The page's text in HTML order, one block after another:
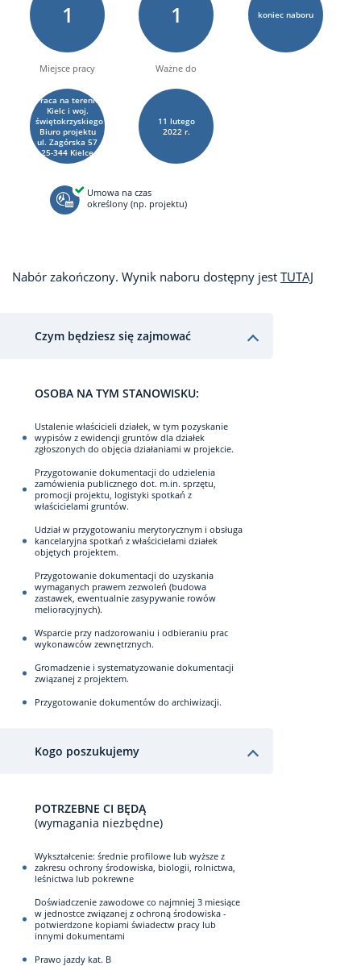
1 1 koniec naboru
Miejsce pracy
Praca na terenie
Kielc i woj.
świętokrzyskiego
Biuro projektu
ul. Zagórska 57
25-344 Kielce
Ważne do
11 lutego
2022 r.
Umowa na czas
określony (np. projektu)
Nabór zakończony. Wynik naboru dostępny jest TUTAJ
Czym będziesz się zajmować
OSOBA NA TYM STANOWISKU:
Ustalenie właścicieli działek, w tym pozyskanie
wypisów z ewidencji gruntów dla działek
zgłoszonych do objęcia działaniami w projekcie.
Przygotowanie dokumentacji do udzielenia
zamówienia publicznego dot. m.in. sprzętu,
promocji projektu, logistyki spotkań z
właścicielami gruntów.
Udział w przygotowaniu merytorycznym i obsługa
kancelaryjna spotkań z właścicielami działek
objętych projektem.
Przygotowanie dokumentacji do uzyskania
wymaganych prawem zezwoleń (budowa
zastawek, ewentualnie zasypywanie rowów
melioracyjnych).
Wsparcie przy nadzorowaniu i odbieraniu prac
wykonawców zewnętrznych.
Gromadzenie i systematyzowanie dokumentacji
związanej z projektem.
Przygotowanie dokumentów do archiwizacji.
Kogo poszukujemy
POTRZEBNE CI BĘDĄ
(wymagania niezbędne)
Wykształcenie: średnie profilowe lub wyższe z
zakresu ochrony środowiska, biologii, rolnictwa,
leśnictwa lub pokrewne
Doświadczenie zawodowe co najmniej 3 miesiące
w jednostce związanej z ochroną środowiska -
potwierdzone kopiami świadectw pracy lub
innymi dokumentami
Prawo jazdy kat. B